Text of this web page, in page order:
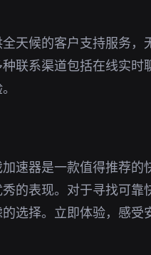
天候的客户支持服务
联系渠道包括在线实
速器是一款值得推荐
的表现。对于寻找可
选择。立即体验，感受